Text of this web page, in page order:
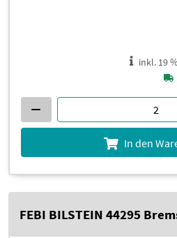
inkl. 19
In den
FEBI BILSTEIN 44295